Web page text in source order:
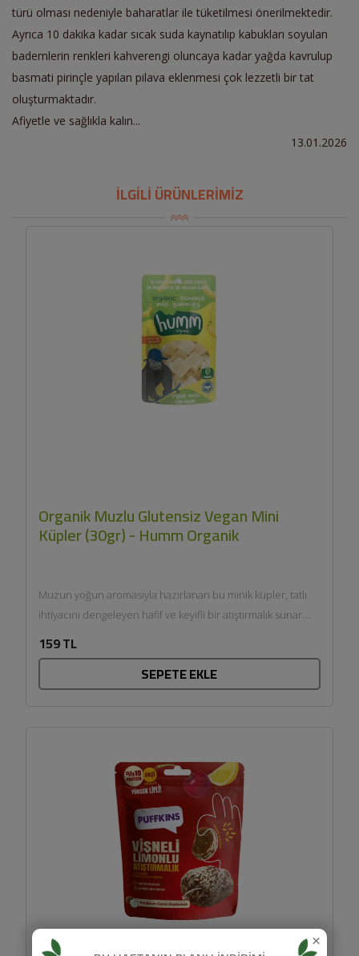
türü olması nedeniyle baharatlar ile tüketilmesi önerilmektedir.
Ayrıca 10 dakika kadar sıcak suda kaynatılıp kabukları soyulan
bademlerin renkleri kahverengi oluncaya kadar yağda kavrulup
basmati pirinçle yapılan pilava eklenmesi çok lezzetli bir tat
oluşturmaktadır.
Afiyetle ve sağlıkla kalın...
13.01.2026
İLGİLİ ÜRÜNLERİMİZ
Organik Muzlu Glutensiz Vegan Mini
Küpler (30gr) - Humm Organik
Muzun yoğun aromasıyla hazırlanan bu minik küpler, tatlı
ihtiyacını dengeleyen hafif ve keyifli bir atıştırmalık sunar.
159 TL
SEPETE EKLE
×